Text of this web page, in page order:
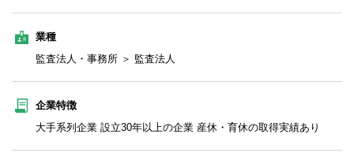
業種
監査法人・事務所 ＞ 監査法人
企業特徴
大手系列企業 設立30年以上の企業 産休・育休の取得実績あり